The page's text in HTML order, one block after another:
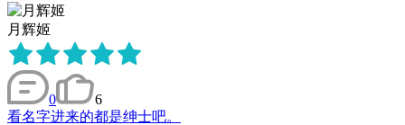
月辉姬
0
6
看名字进来的都是绅士吧。